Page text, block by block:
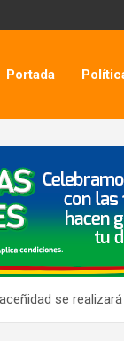
Portada
se